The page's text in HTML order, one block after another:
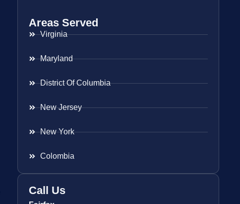
Areas Served
Virginia
Maryland
District Of Columbia
New Jersey
New York
Colombia
Call Us